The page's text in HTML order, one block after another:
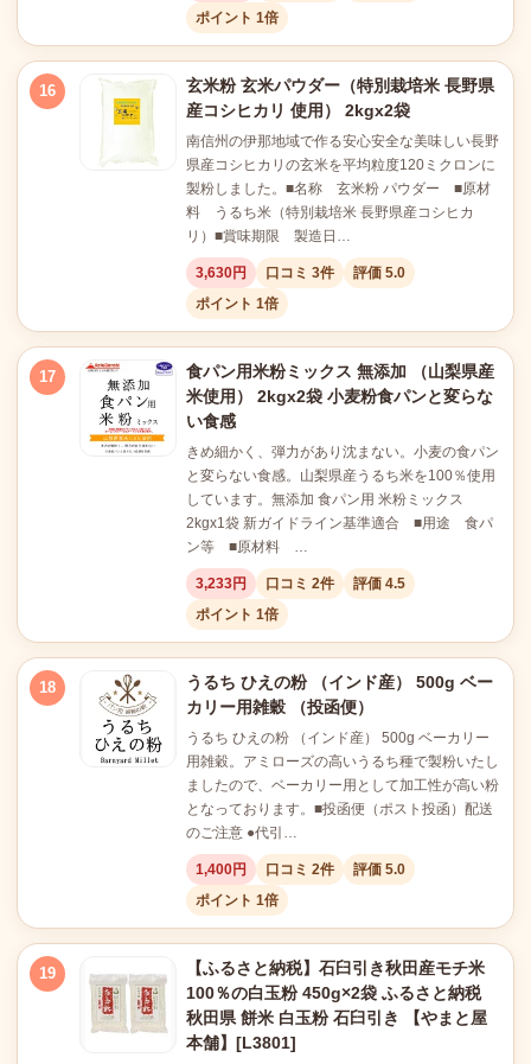
ポイント 1倍
16
玄米粉 玄米パウダー（特別栽培米 長野県
産コシヒカリ 使用） 2kgx2袋
南信州の伊那地域で作る安心安全な美味しい長野
県産コシヒカリの玄米を平均粒度120ミクロンに
製粉しました。■名称 玄米粉 パウダー ■原材
料 うるち米（特別栽培米 長野県産コシヒカ
リ）■賞味期限 製造日…
3,630円 口コミ 3件
評価 5.0
ポイント 1倍
17
食パン用米粉ミックス 無添加 （山梨県産
米使用） 2kgx2袋 小麦粉食パンと変らな
い食感
きめ細かく、弾力があり沈まない。小麦の食パン
と変らない食感。山梨県産うるち米を100％使用
しています。無添加 食パン用 米粉ミックス
2kgx1袋 新ガイドライン基準適合 ■用途 食パ
ン等 ■原材料 …
3,233円 口コミ 2件
評価 4.5
ポイント 1倍
18
うるち ひえの粉 （インド産） 500g ベー
カリー用雑穀 （投函便）
うるち ひえの粉 （インド産） 500g ベーカリー
用雑穀。アミローズの高いうるち種で製粉いたし
ましたので、ベーカリー用として加工性が高い粉
となっております。■投函便（ポスト投函）配送
のご注意 ●代引…
1,400円 口コミ 2件
評価 5.0
ポイント 1倍
19
【ふるさと納税】石臼引き秋田産モチ米
100％の白玉粉 450g×2袋 ふるさと納税
秋田県 餅米 白玉粉 石臼引き 【やまと屋
本舗】[L3801]